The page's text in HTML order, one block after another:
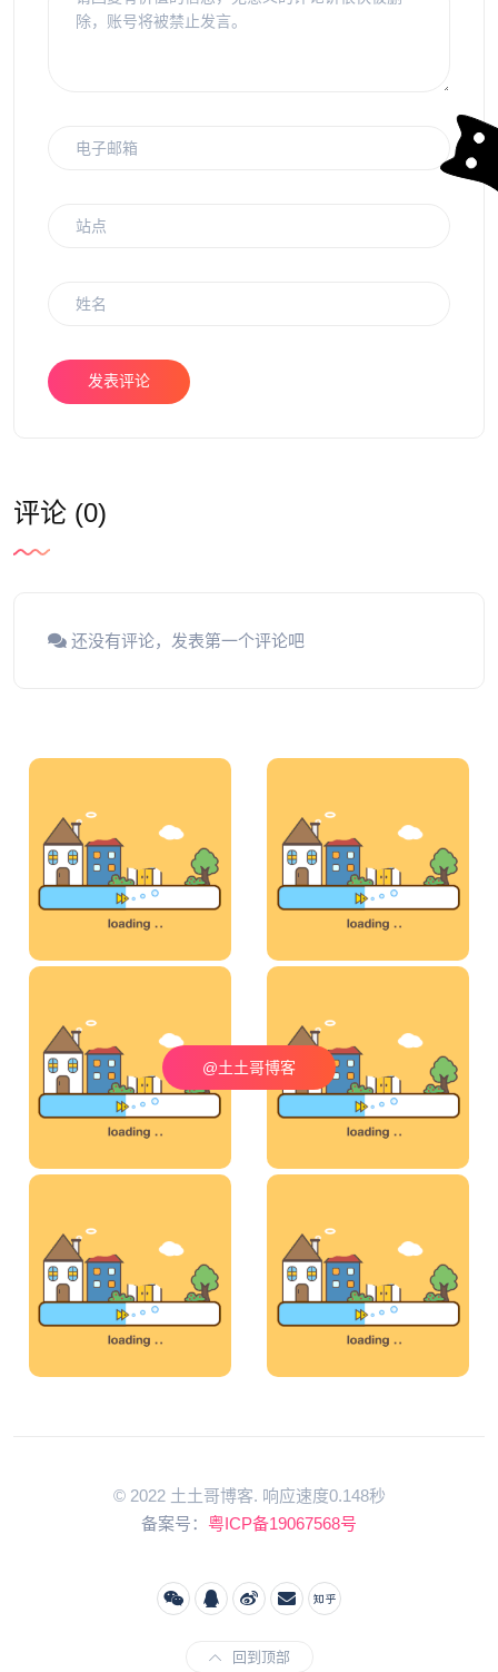
发表评论
评论 (0)
还没有评论，发表第一个评论吧
@土土哥博客
© 2022 土土哥博客. 响应速度0.148秒
备案号： 粤ICP备19067568号
回到顶部